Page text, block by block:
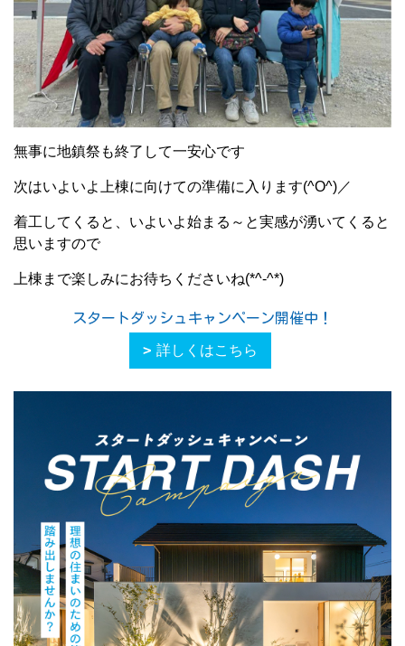
無事に地鎮祭も終了して一安心です
次はいよいよ上棟に向けての準備に入ります(^O^)／
着工してくると、いよいよ始まる～と実感が湧いてくると
思いますので
上棟まで楽しみにお待ちくださいね(*^-^*)
スタートダッシュキャンペーン開催中！
詳しくはこちら